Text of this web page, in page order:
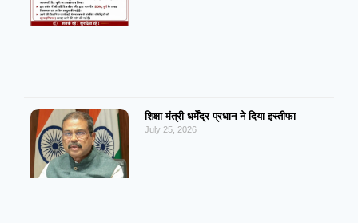
शिक्षा मंत्री धर्मेंद्र प्रधान ने दिया इस्तीफा
July 25, 2026